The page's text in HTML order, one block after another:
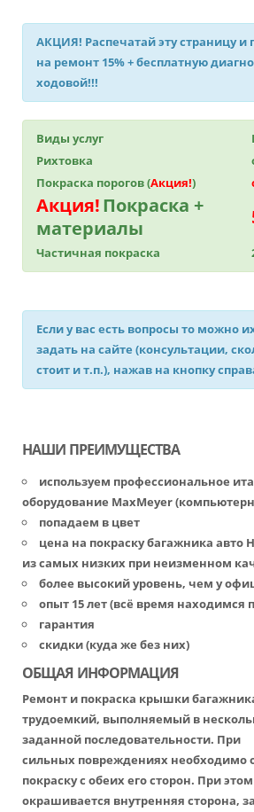
АКЦИЯ! Распечатай эту страницу и
на ремонт 15%+ бесплатную
ходовой!!!
Виды услуг
Рихтовка
Покраска порогов (Акция!)
Акция!Покраска +
материалы
Частичная покраска
Если у вас есть вопросы то можно
задать на сайте (консультации,
стоит и т.п.), нажав на кнопку
НАШИ ПРЕИМУЩЕСТВА
используем профессиональное
оборудование MaxMeyer
попадаем в цвет
цена на покраску багажника авто
из самых низких при неизменном
более высокий уровень, чем у
опыт 15 лет (всё время находимся
гарантия
скидки (куда же без них)
ОБЩАЯ ИНФОРМАЦИЯ
Ремонт и покраска крышки
трудоемкий, выполняемый в
заданной последовательности. При
сильных повреждениях необходимо
покраску с обеих его сторон. При
окрашивается внутренняя сторона,